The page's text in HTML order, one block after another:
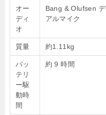
オー
ディ
オ
Bang & Olufsen
アルマイク
質量 約1.11kg
バッ
テリ
ー駆
動時
間
約 9 時間